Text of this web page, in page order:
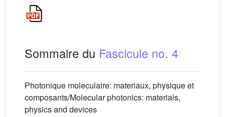
Sommaire du Fascicule no. 4
Photonique moleculaire: materiaux, physique et
composants/Molecular photonics: materials,
physics and devices